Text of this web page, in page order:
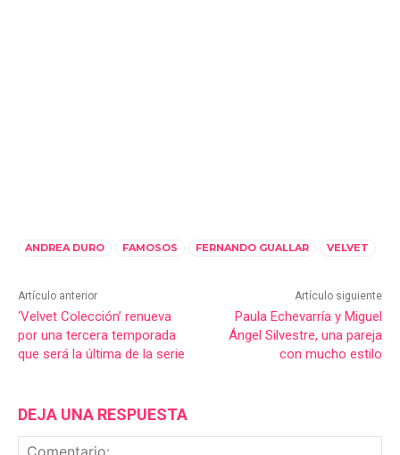
ANDREA DURO FAMOSOS FERNANDO GUALLAR VELVET
Artículo anterior
‘Velvet Colección’ renueva
por una tercera temporada
que será la última de la serie
Artículo siguiente
Paula Echevarría y Miguel
Ángel Silvestre, una pareja
con mucho estilo
DEJA UNA RESPUESTA